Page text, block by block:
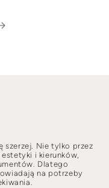
szerzej. Nie tylko przez
i kierunków,
Dlatego
na potrzeby